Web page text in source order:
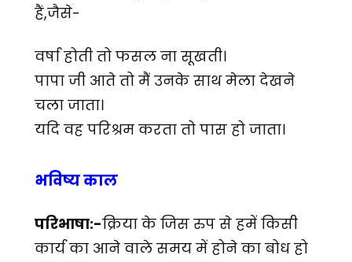
हैं,जैसे-
वर्षा होती तो फसल ना सूखती।
पापा जी आते तो मैं उनके साथ मेला देखने
चला जाता।
यदि वह परिश्रम करता तो पास हो जाता।
भविष्य काल
परिभाषा:-क्रिया के जिस रुप से हमें किसी
कार्य का आने वाले समय में होने का बोध हो